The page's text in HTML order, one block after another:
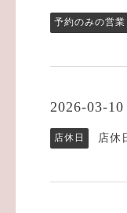
予約のみの営業
2026-03-
店休日 店休